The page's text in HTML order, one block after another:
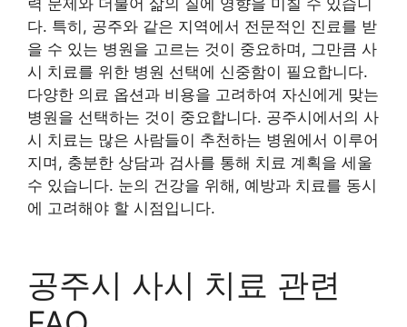
다. 특히, 공주와 같은 지역에서 전문적인 진료를 받
을 수 있는 병원을 고르는 것이 중요하며, 그만큼 사
시 치료를 위한 병원 선택에 신중함이 필요합니다.
다양한 의료 옵션과 비용을 고려하여 자신에게 맞는
병원을 선택하는 것이 중요합니다. 공주시에서의 사
시 치료는 많은 사람들이 추천하는 병원에서 이루어
지며, 충분한 상담과 검사를 통해 치료 계획을 세울
수 있습니다. 눈의 건강을 위해, 예방과 치료를 동시
에 고려해야 할 시점입니다.
공주시 사시 치료 관련